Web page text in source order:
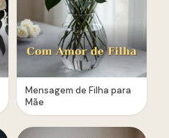
Mensagem de Filha para
Mãe